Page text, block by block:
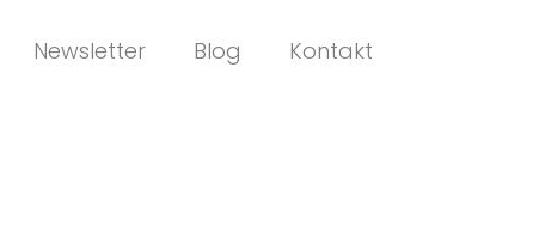
Newsletter Blog Kontakt